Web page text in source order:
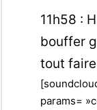
11h58 :
bouffer
tout faire
params=